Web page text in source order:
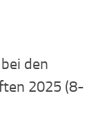
den
2025 (8-